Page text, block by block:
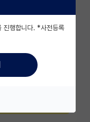
진행합니다. *사전등록
사넷의